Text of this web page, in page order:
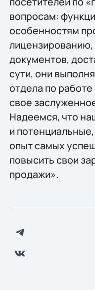
вопросам:
особенностям
документов,
сути, они
отдела по
свое
Надеемся, что
и
опыт самых
повысить свои
продажи».